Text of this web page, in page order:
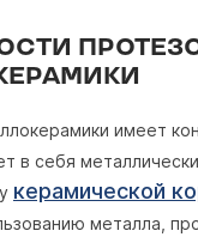
имеет
в себя
керамической
металла,